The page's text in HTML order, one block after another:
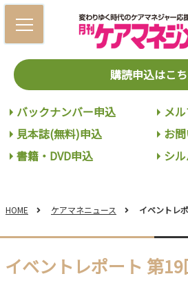
購読申込はこ
バックナンバー申込
見本誌(無料)申込
書籍・DVD申込
メ
お
シ
HOME ケアマネニュース イベントレ
イベントレポート 第